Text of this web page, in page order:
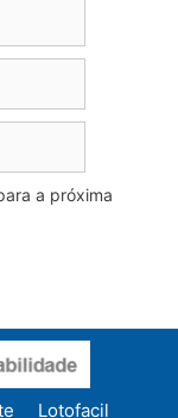
a próxima
Lotofacil